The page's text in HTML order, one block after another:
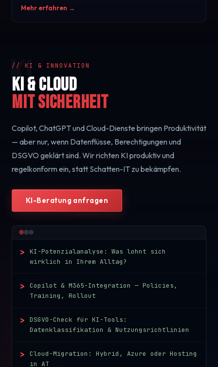
Mehr erfahren →
// KI & INNOVATION
KI
KI & Cloud
mit Sicherheit
Copilot, ChatGPT und Cloud-Dienste bringen Produktivität
— aber nur, wenn Datenflüsse, Berechtigungen und
DSGVO geklärt sind. Wir richten KI produktiv und
regelkonform ein, statt Schatten-IT zu bekämpfen.
KI-Beratung anfragen
>
KI-Potenzialanalyse: Was lohnt sich
wirklich in Ihrem Alltag?
>
Copilot & M365-Integration — Policies,
Training, Rollout
>
DSGVO-Check für KI-Tools:
Datenklassifikation & Nutzungsrichtlinien
>
Cloud-Migration: Hybrid, Azure oder Hosting
in AT